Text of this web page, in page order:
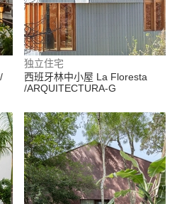
独立住宅
西班牙林中小屋 La Floresta
/ARQUITECTURA-G